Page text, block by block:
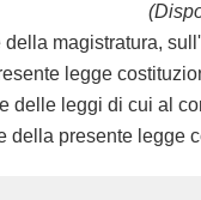
magistratura,
legge
delle leggi di cui al
della presente legge